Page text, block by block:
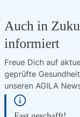
Auch in
informiert
Freue Dich auf
geprüfte
unseren AGILA